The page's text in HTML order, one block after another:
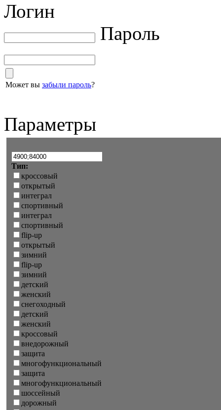
Логин
Пароль
Может вы забыли пароль?
Параметры
Тип:
кроссовый
открытый
интеграл
спортивный
интеграл
спортивный
flip-up
открытый
зимний
flip-up
зимний
детский
женский
снегоходный
детский
женский
кроссовый
внедорожный
защита
многофункциональный
защита
многофункциональный
шоссейный
дорожный